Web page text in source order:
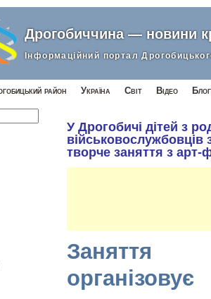
Дрогобиччина — новини
Інформаційний портал
район Україна Світ Відео
У Дрогобичі дітей з
творче заняття з арт-
Заняття
організовує